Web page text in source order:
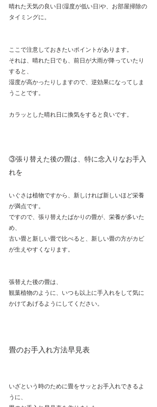
晴れた天気の良い日(湿度が低い日)や、お部屋掃除の
タイミングに。
ここで注意しておきたいポイントがあります。
それは、晴れた日でも、前日が大雨が降っていたり
すると、
湿度が高かったりしますので、逆効果になってしま
うことです。
カラッとした晴れ日に換気をすると良いです。
③張り替えた後の畳は、特に念入りなお手入
れを
いぐさは植物ですから、新しければ新しいほど栄養
が満点です。
ですので、張り替えたばかりの畳が、栄養が多いた
め、
古い畳と新しい畳で比べると、新しい畳の方がカビ
が生えやすくなります。
張替えた後の畳は、
観葉植物のように、いつも以上に手入れをして気に
かけてあげるようにしてください。
畳のお手入れ方法早見表
いざという時のために畳をサッとお手入れできるよ
うに、